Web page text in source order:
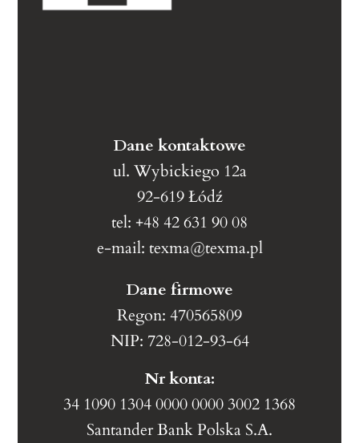
Dane kontaktowe
ul. Wybickiego 12a
92-619 Łódź
tel: +48 42 631 90 08
e-mail: texma@texma.pl
Dane firmowe
Regon: 470565809
NIP: 728-012-93-64
Nr konta:
34 1090 1304 0000 0000 3002 1368
Santander Bank Polska S.A.